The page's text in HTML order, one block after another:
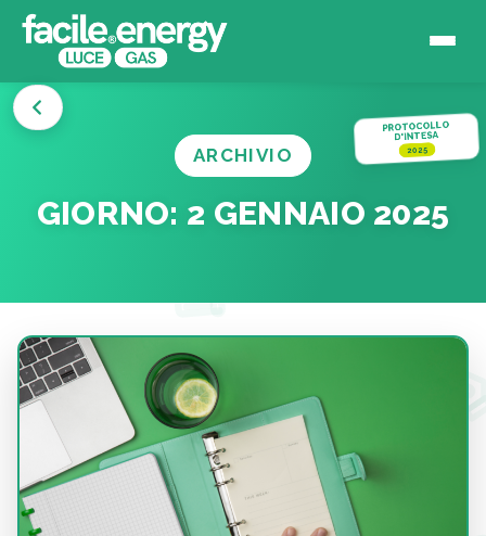
PROTOCOLLO
D'INTESA
2025
ARCHIVIO
GIORNO: 2 GENNAIO 2025